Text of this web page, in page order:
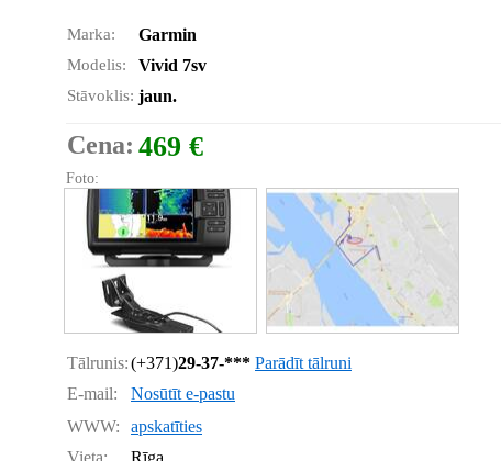
Marka: Garmin
Modelis: Vivid 7sv
Stāvoklis: jaun.
Cena: 469 €
Foto:
Tālrunis:(+371)29-37-*** Parādīt tālruni
E-mail:
Nosūtīt e-pastu
WWW:
apskatīties
Vieta:
Rīga